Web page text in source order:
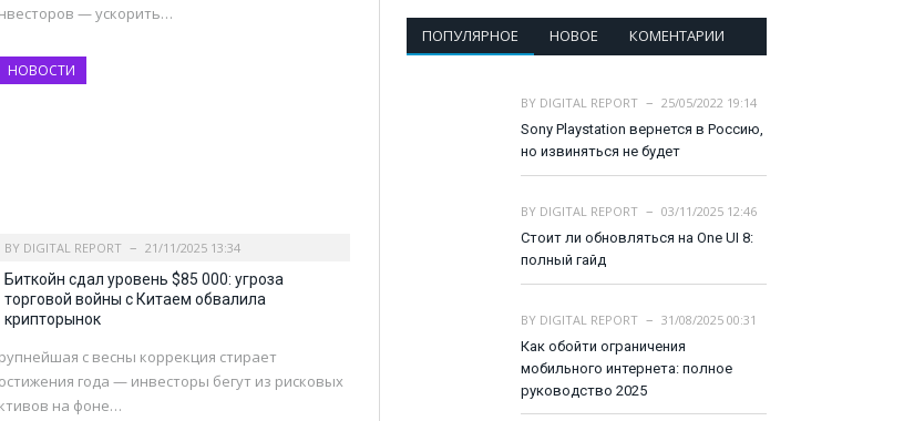
— ускорить…
НОВОСТИ
BY DIGITAL REPORT 21/11/2025 13:34
Биткойн сдал уровень $85 000: угроза
торговой войны с Китаем обвалила
крипторынок
с весны коррекция стирает
года — инвесторы бегут из рисковых
на фоне…
ПОПУЛЯРНОЕ НОВОЕ КОМЕНТАРИИ
BY DIGITAL REPORT
25/05/2022 19:14
Sony Playstation вернется в Россию,
но извиняться не будет
BY DIGITAL REPORT
03/11/2025 12:46
Стоит ли обновляться на One UI 8:
полный гайд
BY DIGITAL REPORT
31/08/2025 00:31
Как обойти ограничения
мобильного интернета: полное
руководство 2025